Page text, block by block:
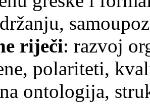
riječi: razvoj
polariteti,
ontologija,